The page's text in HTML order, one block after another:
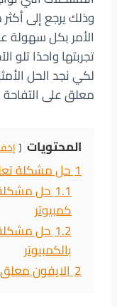
وذلك يرجع إلى
الأمر بكل سهولة
تجربتها واحدًا
لكي نجد الحل
معلق على التفاحة
المحتويات
1حل مشكلة
1.1حل مشكلة
كمبيوتر
1.2حل مشكلة
بالكمبيوتر
2الايفون